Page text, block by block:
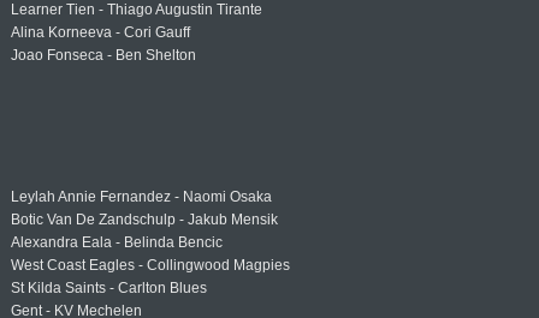
Learner Tien - Thiago Augustin Tirante
Alina Korneeva - Cori Gauff
Joao Fonseca - Ben Shelton
Leylah Annie Fernandez - Naomi Osaka
Botic Van De Zandschulp - Jakub Mensik
Alexandra Eala - Belinda Bencic
West Coast Eagles - Collingwood Magpies
St Kilda Saints - Carlton Blues
Gent - KV Mechelen